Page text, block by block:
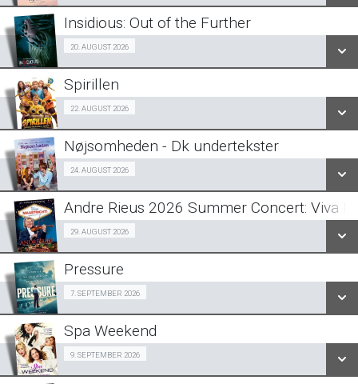
LÆS MERE
SE ALLE DAGE
LÆS MERE
Insidious: Out of the Further
20. AUGUST 2026
SE ALLE DAGE
LÆS MERE
Spirillen
22. AUGUST 2026Forpremiere 22/08
SE ALLE DAGE
LÆS MERE
Nøjsomheden - Dk undertekster
24. AUGUST 2026Forpremiere 24/08
SE ALLE DAGE
LÆS MERE
Andre Rieus 2026 Summer Concert: Viva
29. AUGUST 2026
SE ALLE DAGE
LÆS MERE
Pressure
7. SEPTEMBER 2026Halv-pris event 07/09
SE ALLE DAGE
LÆS MERE
Spa Weekend
9. SEPTEMBER 2026Girls Night Out 09/09